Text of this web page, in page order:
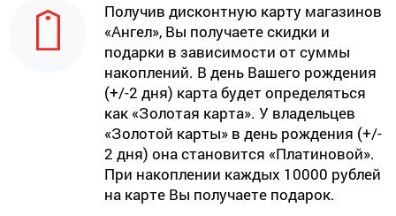
Получив дисконтную карту магазинов
«Ангел», Вы получаете скидки и
подарки в зависимости от суммы
накоплений. В день Вашего рождения
(+/-2 дня) карта будет определяться
как «Золотая карта». У владельцев
«Золотой карты» в день рождения (+/-
2 дня) она становится «Платиновой».
При накоплении каждых 10000 рублей
на карте Вы получаете подарок.